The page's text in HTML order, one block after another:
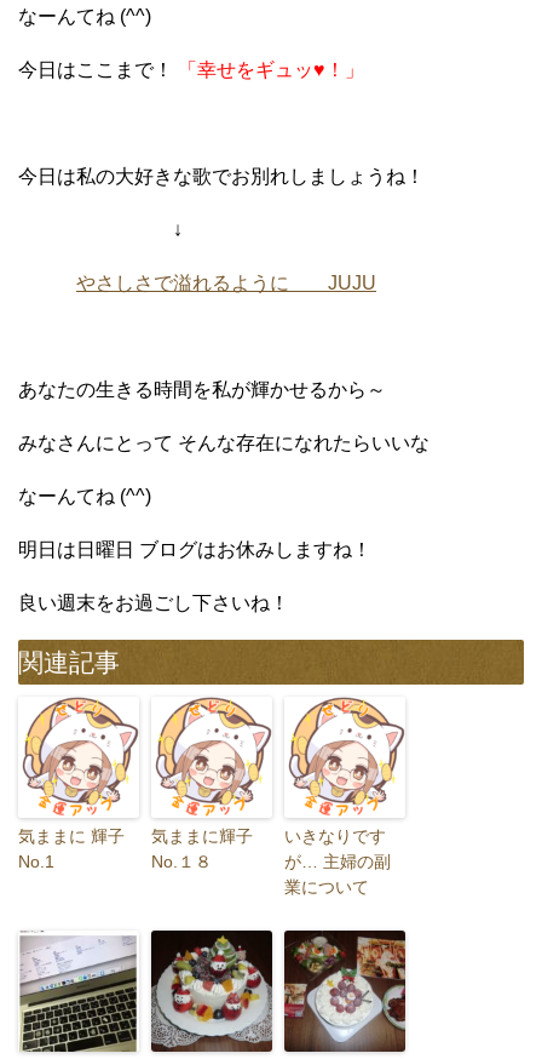
なーんてね (^^)
今日はここまで！ 「幸せをギュッ♥！」
今日は私の大好きな歌でお別れしましょうね！
↓
やさしさで溢れるように JUJU
あなたの生きる時間を私が輝かせるから～
みなさんにとって そんな存在になれたらいいな
なーんてね (^^)
明日は日曜日 ブログはお休みしますね！
良い週末をお過ごし下さいね！
関連記事
気ままに 輝子
No.1
気ままに輝子
No.１８
いきなりです
が… 主婦の副
業について